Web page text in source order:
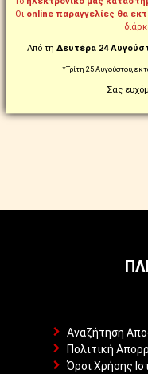
Αναζήτηση
Πολιτική
Όροι Χρήσης
Οι online παραγγελίες θα
Από τη Δευτέρα 24
*Τρίτη 25 Αυγούστου,
Σας